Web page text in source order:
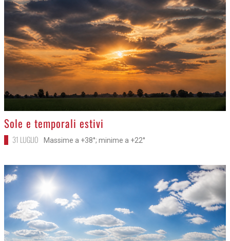
>
Sole e temporali estivi
31 LUGLIO Massime a +38°; minime a +22°